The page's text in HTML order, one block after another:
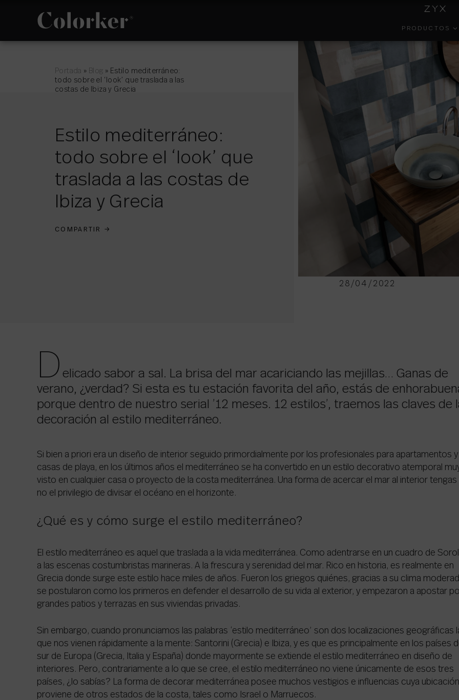
PRODUCTOS
COLECCIONES EFECTO
ESPACIO
AMBIENTAL
POLÍTICA DE
GESTIÓN
INTEGRADA
PORTAL DEL
EMPLEADO
Portada » Blog » Estilo mediterráneo:
todo sobre el ‘look’ que traslada a las
costas de Ibiza y Grecia
Estilo mediterráneo:
todo sobre el ‘look’ que
traslada a las costas de
Ibiza y Grecia
COMPARTIR →
28/04/2022
D elicado sabor a sal. La brisa del mar acariciando las mejillas… Ganas de
verano, ¿verdad? Si esta es tu estación favorita del año, estás de
porque dentro de nuestro serial ’12 meses. 12 estilos’, traemos las claves de
decoración al estilo mediterráneo.
Si bien a priori era un diseño de interior seguido primordialmente por los profesionales para apartamentos y
casas de playa, en los últimos años el mediterráneo se ha convertido en un estilo decorativo atemporal
visto en cualquier casa o proyecto de la costa mediterránea. Una forma de acercar el mar al interior tengas
no el privilegio de divisar el océano en el horizonte.
¿Qué es y cómo surge el estilo mediterráneo?
El estilo mediterráneo es aquel que traslada a la vida mediterránea. Como adentrarse en un cuadro de
a las escenas costumbristas marineras. A la frescura y serenidad del mar. Rico en historia, es realmente en
Grecia donde surge este estilo hace miles de años. Fueron los griegos quiénes, gracias a su clima
se postularon como los primeros en defender el desarrollo de su vida al exterior, y empezaron a apostar
grandes patios y terrazas en sus viviendas privadas.
Sin embargo, cuando pronunciamos las palabras ‘estilo mediterráneo’ son dos localizaciones geográficas
que nos vienen rápidamente a la mente: Santorini (Grecia) e Ibiza, y es que es principalmente en los países
sur de Europa (Grecia, Italia y España) donde mayormente se extiende el estilo mediterráneo en diseño de
interiores. Pero, contrariamente a lo que se cree, el estilo mediterráneo no viene únicamente de esos tres
países, ¿lo sabías? La forma de decorar mediterránea posee muchos vestigios e influencias cuya ubicación
proviene de otros estados de la costa, tales como Israel o Marruecos.